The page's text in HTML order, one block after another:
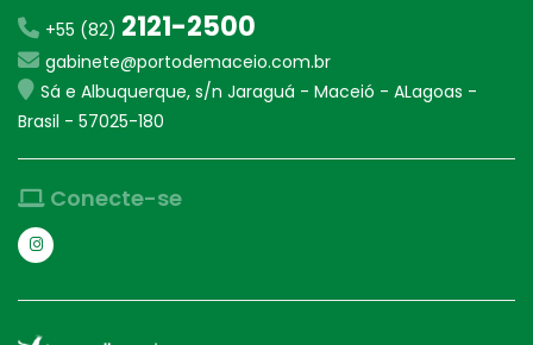
+55 (82) 2121-2500
gabinete@portodemaceio.com.br
Sá e Albuquerque, s/n Jaraguá - Maceió - ALagoas -
Brasil - 57025-180
Conecte-se